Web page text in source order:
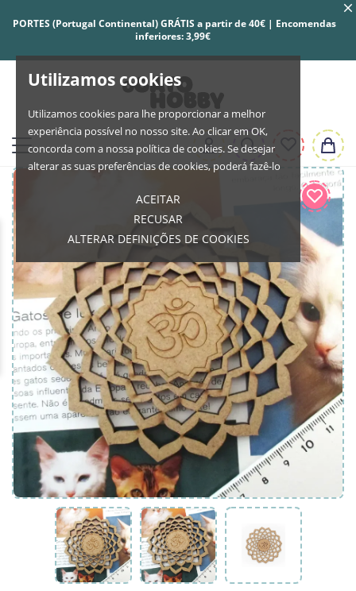
Utilizamos cookies
Utilizamos cookies para lhe proporcionar a melhor
experiência possível no nosso site. Ao clicar em OK,
concorda com a nossa política de cookies. Se desejar
alterar as suas preferências de cookies, poderá fazê-lo
ACEITAR
RECUSAR
ALTERAR DEFINIÇÕES DE COOKIES
PORTES (Portugal Continental) GRÁTIS a partir de 40€ | Encomendas
inferiores: 3,99€